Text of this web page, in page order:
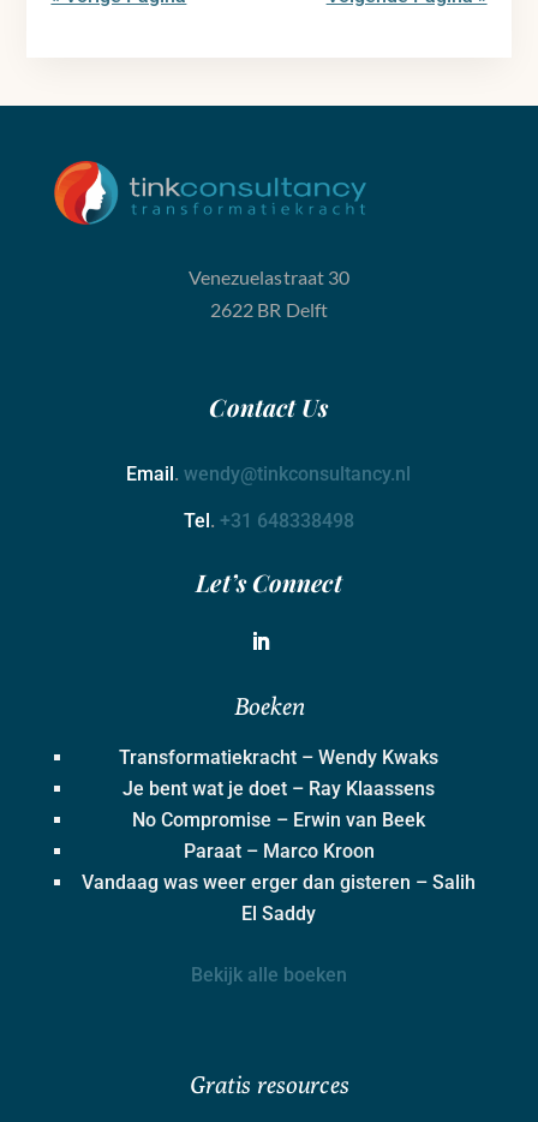
Venezuelastraat 30
2622 BR Delft
ContactUs
Email .wendy@tinkconsultancy.nl
Tel . +31 648338498
Let’s Connect
Boeken
Transformatiekracht – Wendy Kwaks
Je bent wat je doet – Ray Klaassens
No Compromise – Erwin van Beek
Paraat – Marco Kroon
Vandaag was weer erger dan gisteren – Salih
El Saddy
Bekijk alle boeken
Gratis resources